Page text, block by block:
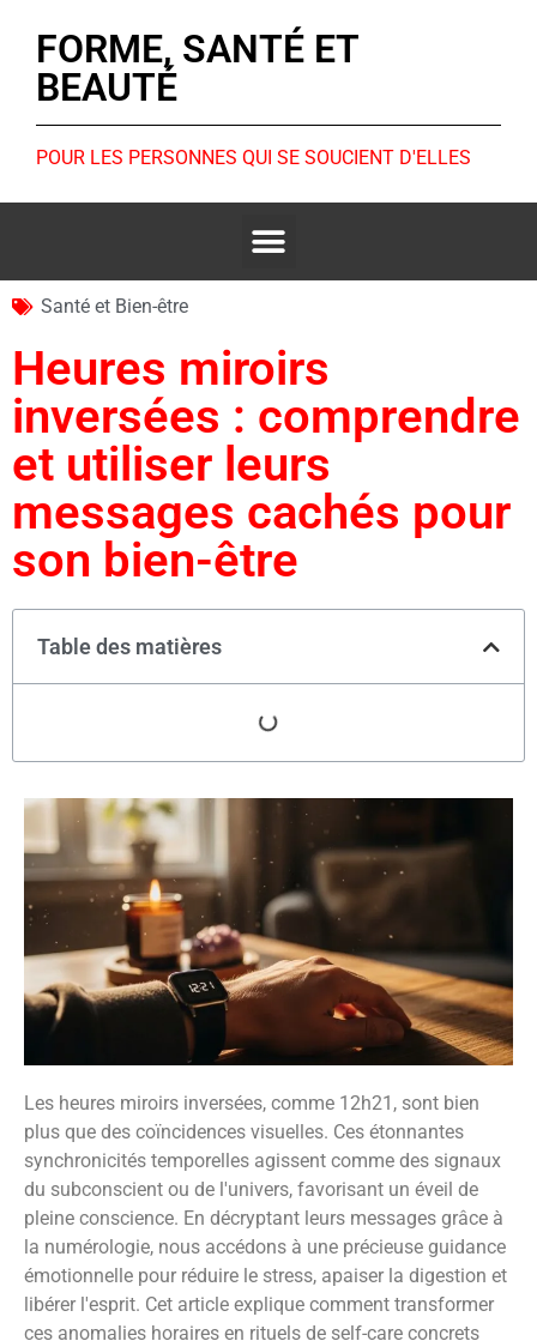
FORME, SANTÉ ET
BEAUTÉ
POUR LES PERSONNES QUI SE SOUCIENT D'ELLES
Santé et Bien-être
Heures miroirs
inversées : comprendre
et utiliser leurs
messages cachés pour
son bien-être
Table des matières
Les heures miroirs inversées, comme 12h21, sont bien
plus que des coïncidences visuelles. Ces étonnantes
synchronicités temporelles agissent comme des signaux
du subconscient ou de l'univers, favorisant un éveil de
pleine conscience. En décryptant leurs messages grâce à
la numérologie, nous accédons à une précieuse guidance
émotionnelle pour réduire le stress, apaiser la digestion et
libérer l'esprit. Cet article explique comment transformer
ces anomalies horaires en rituels de self-care concrets